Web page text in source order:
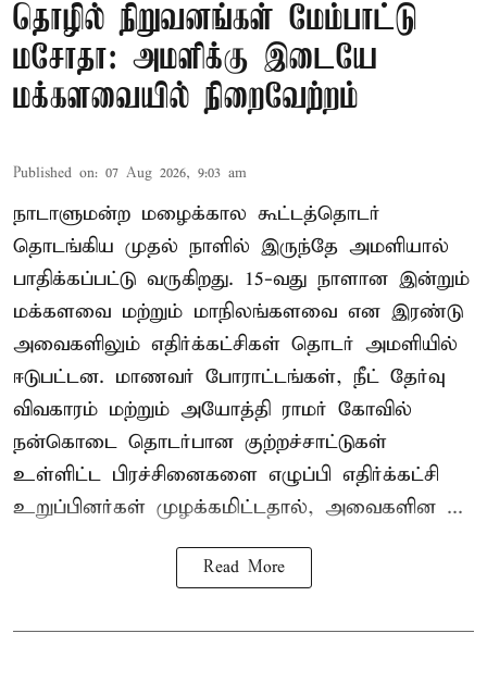
தொழில் நிறுவனங்கள் மேம்பாட்டு
மசோதா: அமளிக்கு இடையே
மக்களவையில் நிறைவேற்றம்
Published on: 07 Aug 2026, 9:03 am
நாடாளுமன்ற மழைக்கால கூட்டத்தொடர்
தொடங்கிய முதல் நாளில் இருந்தே அமளியால்
பாதிக்கப்பட்டு வருகிறது. 15-வது நாளான இன்றும்
மக்களவை மற்றும் மாநிலங்களவை என இரண்டு
அவைகளிலும் எதிர்க்கட்சிகள் தொடர் அமளியில்
ஈடுபட்டன. மாணவர் போராட்டங்கள், நீட் தேர்வு
விவகாரம் மற்றும் அயோத்தி ராமர் கோவில்
நன்கொடை தொடர்பான குற்றச்சாட்டுகள்
உள்ளிட்ட பிரச்சினைகளை எழுப்பி எதிர்க்கட்சி
உறுப்பினர்கள் முழக்கமிட்டதால், அவைகளின ...
Read More